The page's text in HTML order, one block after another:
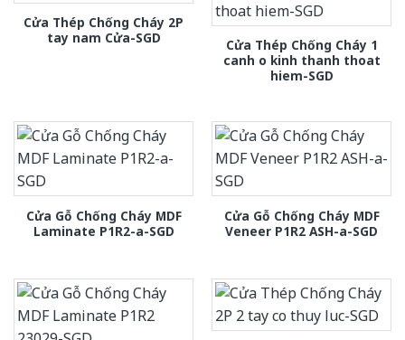
Cửa Thép Chống Cháy 2P
tay nam Cửa-SGD
Cửa Thép Chống Cháy 1
canh o kinh thanh thoat
hiem-SGD
Cửa Gỗ Chống Cháy MDF
Laminate P1R2-a-SGD
Cửa Gỗ Chống Cháy MDF
Veneer P1R2 ASH-a-SGD